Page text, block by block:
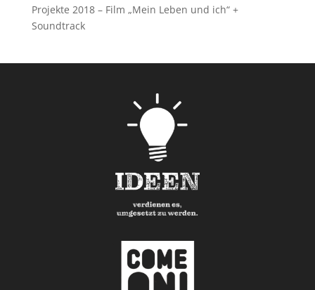
Projekte 2018 – Film „Mein Leben und ich“ +
Soundtrack